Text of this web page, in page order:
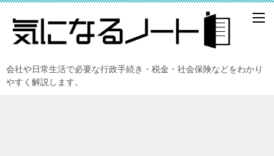
会社や日常生活で必要な行政手続き・税金・社会保険などをわかり
やすく解説します。